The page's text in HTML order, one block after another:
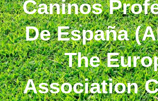
Caninos
De España
The
Association